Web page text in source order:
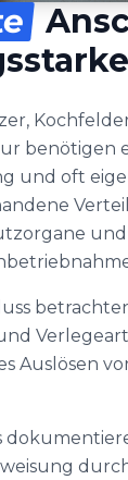
benötigen
und oft
Auslösen